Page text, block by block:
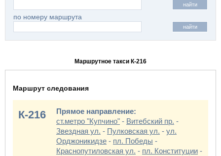
найти
по номеру маршрута
найти
Маршрутное такси К-216
Маршрут следования
К-216
Прямое направление:
ст.метро "Купчино" - Витебский пр. -
Звездная ул. - Пулковская ул. - ул.
Орджоникидзе - пл. Победы -
Краснопутиловская ул. - пл. Конституции -